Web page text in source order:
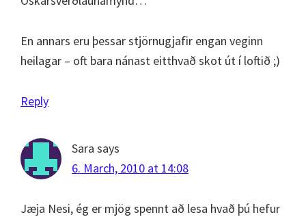
En annars eru þessar stjörnugjafir engan veginn
heilagar – oft bara nánast eitthvað skot út í loftið ;)
Reply
Sara says
6. March, 2010 at 14:08
Jæja Nesi, ég er mjög spennt að lesa hvað þú hefur